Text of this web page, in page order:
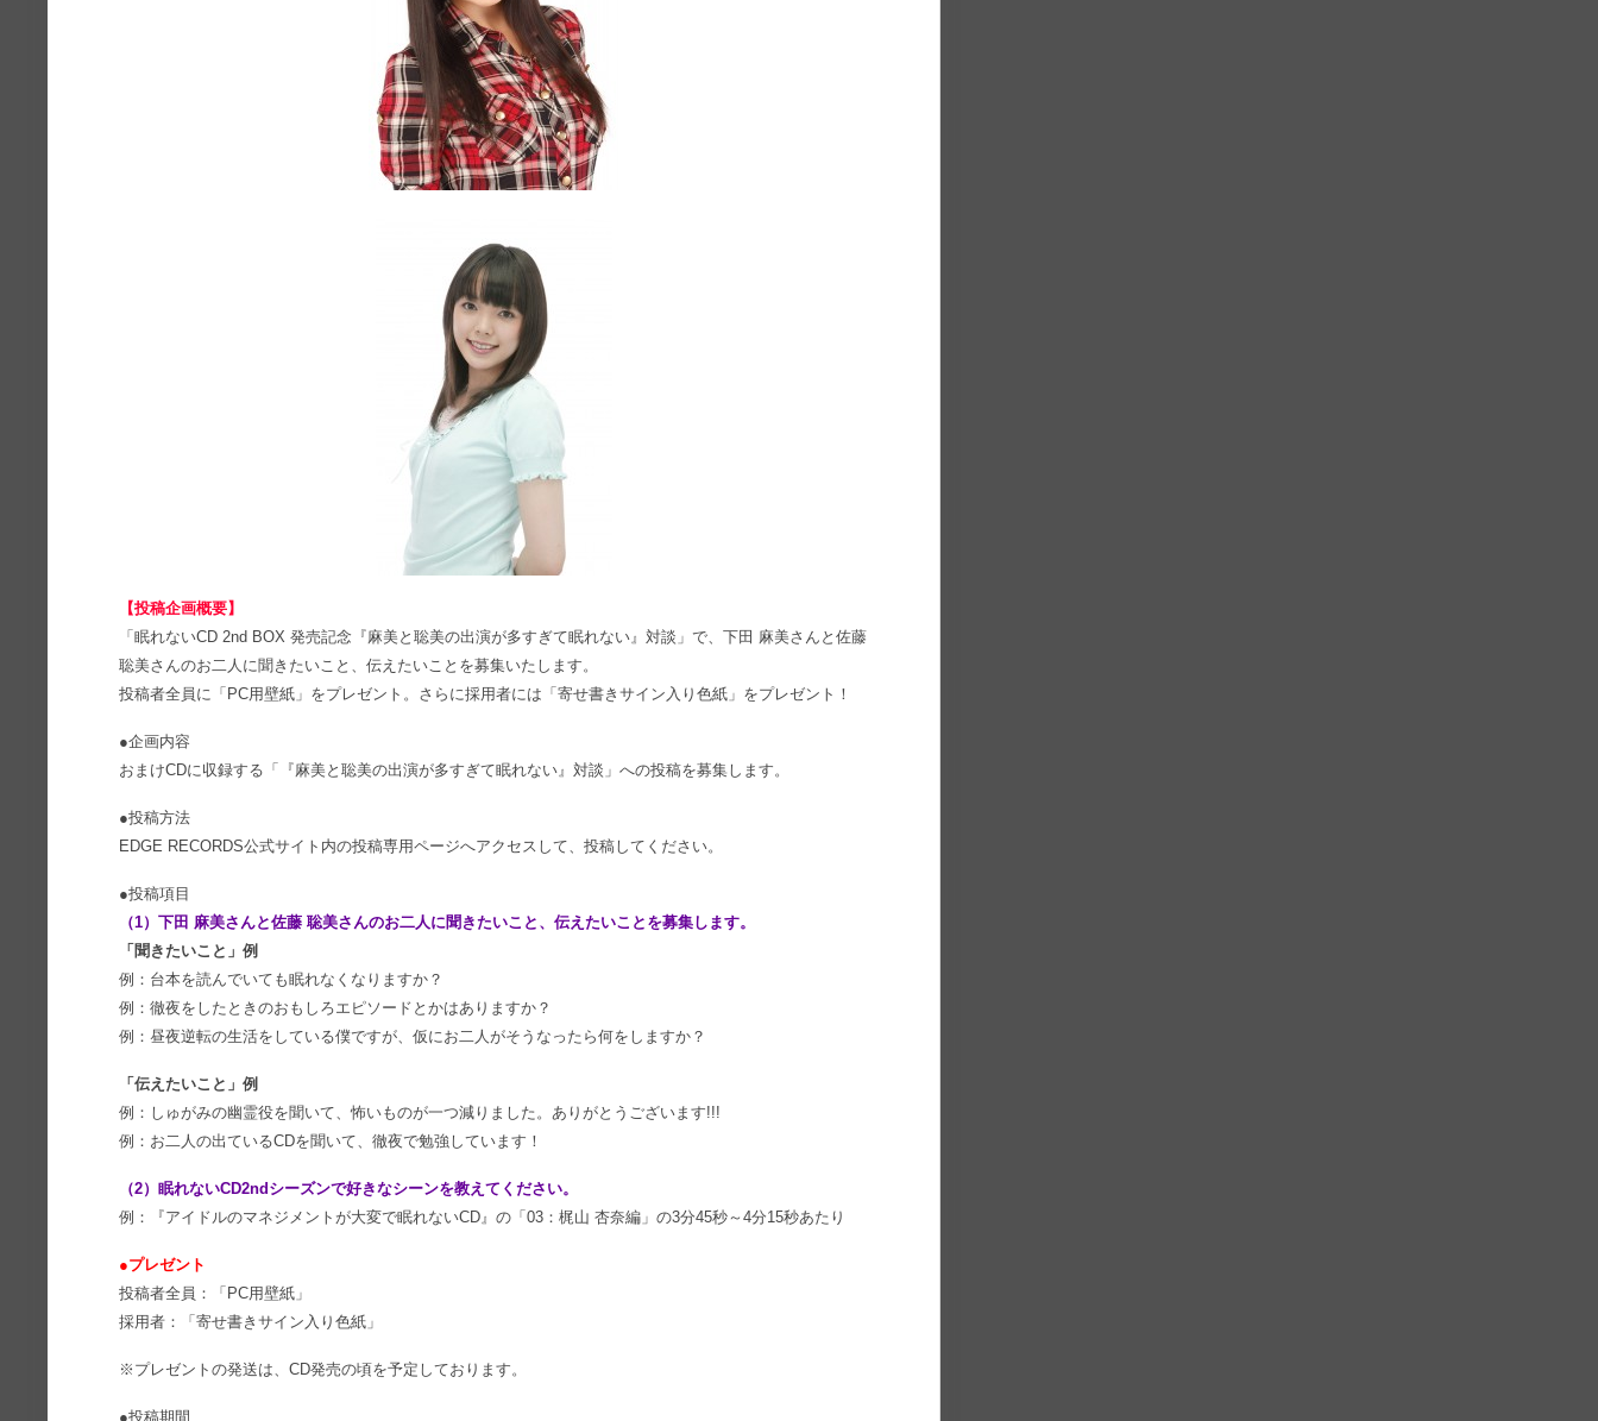
【投稿企画概要】
「眠れないCD 2nd BOX 発売記念『麻美と聡美の出演が多すぎて眠れない』対談」で、下田 麻美さんと佐藤
聡美さんのお二人に聞きたいこと、伝えたいことを募集いたします。
投稿者全員に「PC用壁紙」をプレゼント。さらに採用者には「寄せ書きサイン入り色紙」をプレゼント！
●企画内容
おまけCDに収録する「『麻美と聡美の出演が多すぎて眠れない』対談」への投稿を募集します。
●投稿方法
EDGE RECORDS公式サイト内の投稿専用ページへアクセスして、投稿してください。
●投稿項目
（1）下田 麻美さんと佐藤 聡美さんのお二人に聞きたいこと、伝えたいことを募集します。
「聞きたいこと」例
例：台本を読んでいても眠れなくなりますか？
例：徹夜をしたときのおもしろエピソードとかはありますか？
例：昼夜逆転の生活をしている僕ですが、仮にお二人がそうなったら何をしますか？
「伝えたいこと」例
例：しゅがみの幽霊役を聞いて、怖いものが一つ減りました。ありがとうございます!!!
例：お二人の出ているCDを聞いて、徹夜で勉強しています！
（2）眠れないCD2ndシーズンで好きなシーンを教えてください。
例：『アイドルのマネジメントが大変で眠れないCD』の「03：梶山 杏奈編」の3分45秒～4分15秒あたり
●プレゼント
投稿者全員：「PC用壁紙」
採用者：「寄せ書きサイン入り色紙」
※プレゼントの発送は、CD発売の頃を予定しております。
●投稿期間